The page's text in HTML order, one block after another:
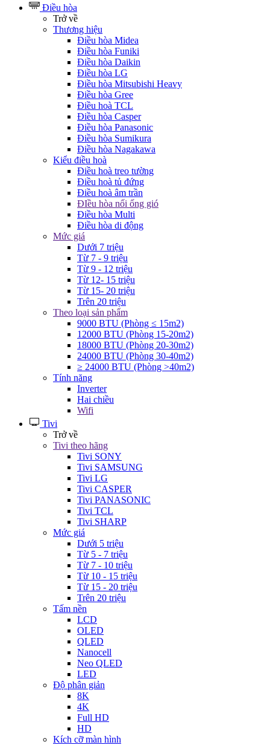
Điều hòa
Trở về
Thương hiệu
Điều hòa Midea
Điều hòa Funiki
Điều hòa Daikin
Điều hòa LG
Điều hòa Mitsubishi Heavy
Điều hòa Gree
Điều hoà TCL
Điều hòa Casper
Điều hòa Panasonic
Điều hòa Sumikura
Điều hòa Nagakawa
Kiểu điều hoà
Điều hoà treo tường
Điều hoà tủ đứng
Điều hoà âm trần
ĐIều hòa nối ống gió
Điều hòa Multi
Điều hòa di động
Mức giá
Dưới 7 triệu
Từ 7 - 9 triệu
Từ 9 - 12 triệu
Từ 12- 15 triệu
Từ 15- 20 triệu
Trên 20 triệu
Theo loại sản phẩm
9000 BTU (Phòng ≤ 15m2)
12000 BTU (Phòng 15-20m2)
18000 BTU (Phòng 20-30m2)
24000 BTU (Phòng 30-40m2)
≥ 24000 BTU (Phòng >40m2)
Tính năng
Inverter
Hai chiều
Wifi
Tivi
Trở về
Tivi theo hãng
Tivi SONY
Tivi SAMSUNG
Tivi LG
Tivi CASPER
Tivi PANASONIC
Tivi TCL
Tivi SHARP
Mức giá
Dưới 5 triệu
Từ 5 - 7 triệu
Từ 7 - 10 triệu
Từ 10 - 15 triệu
Từ 15 - 20 triệu
Trên 20 triệu
Tấm nền
LCD
OLED
QLED
Nanocell
Neo QLED
LED
Độ phân giản
8K
4K
Full HD
HD
Kích cỡ màn hình